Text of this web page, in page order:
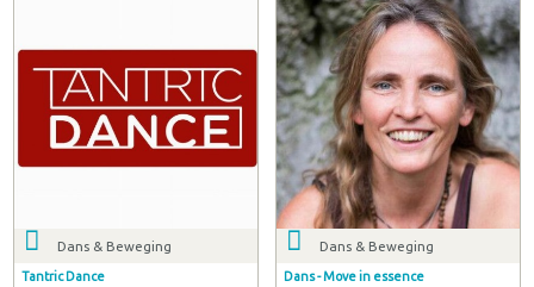
Dans & Beweging
Tantric Dance
Dans & Beweging
Dans - Move in essence